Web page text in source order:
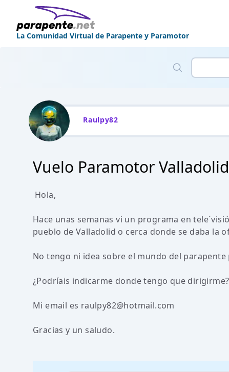
La Comunidad Virtual de Parapente y Paramotor
Raulpy82
Vuelo Paramotor
Hola,
Hace unas semanas vi un programa en
pueblo de Valladolid o cerca donde se daba
No tengo ni idea sobre el mundo del
¿Podríais indicarme donde tengo que dirigirme?
Mi email es raulpy82@hotmail.com
Gracias y un saludo.